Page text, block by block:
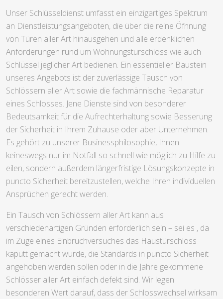
Unser Schlüsseldienst umfasst ein einzigartiges Spektrum
an Dienstleistungsangeboten, die über die reine Öfnnung
von Türen aller Art hinausgehen und alle erdenklichen
Anforderungen rund um Wohnungstürschloss wie auch
Schlüssel jeglicher Art bedienen. Ein essentieller Baustein
unseres Angebots ist der zuverlässige Tausch von
Schlössern aller Art sowie die fachmännische Reparatur
eines Schlosses. Jene Dienste sind von besonderer
Bedeutsamkeit für die Aufrechterhaltung sowie Besserung
der Sicherheit in Ihrem Zuhause oder aber Unternehmen.
Es gehört zu unserer Businessphilosophie, Ihnen
keineswegs nur im Notfall so schnell wie möglich zu Hilfe zu
eilen, sondern außerdem längerfristige Lösungskonzepte in
puncto Sicherheit bereitzustellen, welche Ihren individuellen
Ansprüchen gerecht werden.
Ein Tausch von Schlössern aller Art kann aus
verschiedenartigen Gründen erforderlich sein – sei es , da
im Zuge eines Einbruchversuches das Haustürschloss
kaputt gemacht wurde, die Standards in puncto Sicherheit
angehoben werden sollen oder in die Jahre gekommene
Schlösser aller Art einfach defekt sind. Wir legen
besonderen Wert darauf, dass der Schlosswechsel wirksam